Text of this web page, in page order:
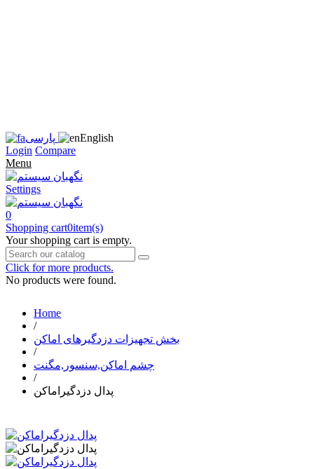
پارسی
English
Login Compare
Menu
Settings
0
Shopping cart0item(s)
Your shopping cart is empty.
Click for more products.
No products were found.
Home
/
بخش تجهیزات دزدگیرهای اماکن
/
چشم اماکن,سنسور,مگنت
/
پدال دزدگیراماکن